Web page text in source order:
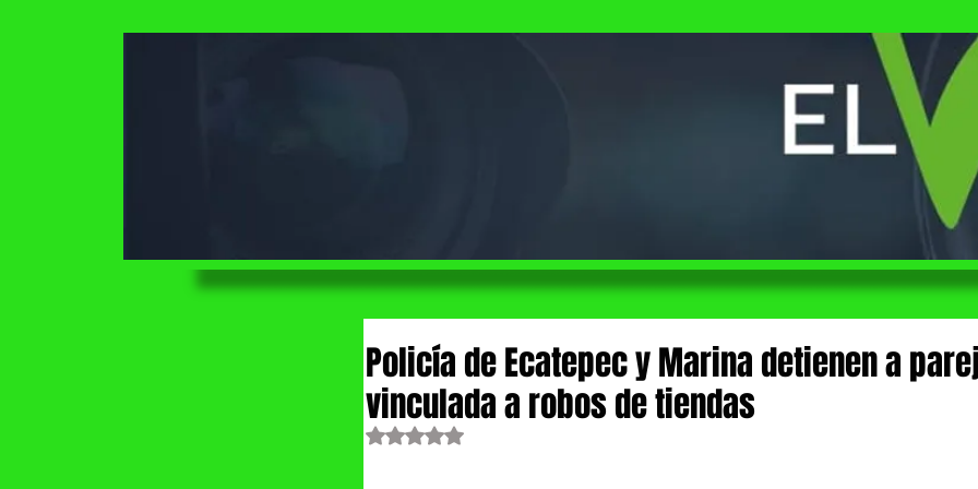
Policía de Ecatepec y Marina detienen a
vinculada a robos de tiendas
Obtuvo NaN de 5 estrellas.